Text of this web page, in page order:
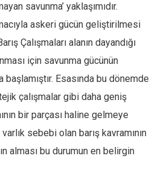
savunma’ yaklaşımıdır.
askeri gücün geliştirilmesi
Çalışmaları alanın dayandığı
için savunma gücünün
Esasında bu dönemde
çalışmalar gibi daha geniş
bir parçası haline gelmeye
varlık sebebi olan barış kavramının
alması bu durumun en belirgin